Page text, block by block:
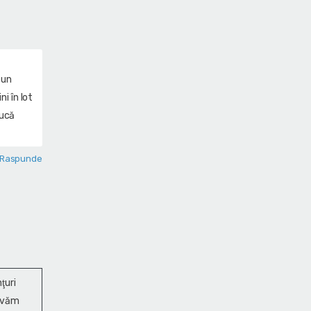
în lot